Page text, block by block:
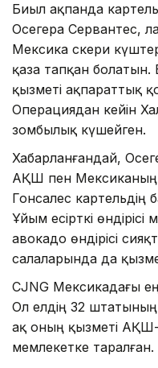
Биыл ақпанда
Осегера Сервантес,
Мексика әскери
қаза тапқан
қызметі ақпараттық
Операциядан кейін
зомбылық күшейген.
Хабарланғандай,
АҚШ пен Мексиканың
Гонсалес картельдің
Ұйым есірткі
авокадо өндірісі
салаларында да
CJNG Мексикадағы ең
Ол елдің 32 штатының
ақ оның қызметі
мемлекетке таралған.